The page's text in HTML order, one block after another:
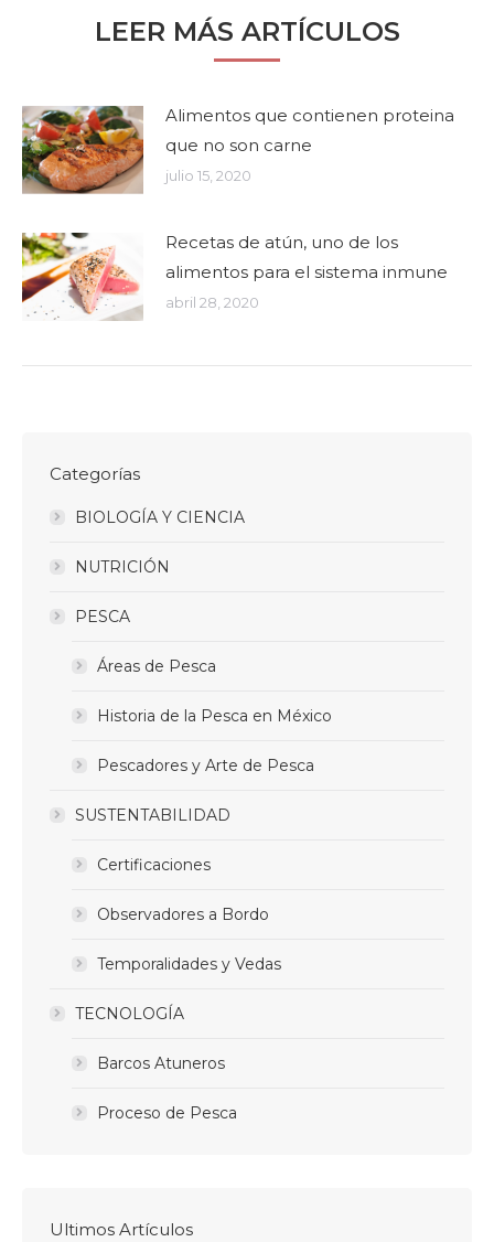
LEER MÁS ARTÍCULOS
Alimentos que contienen proteina
que no son carne
julio 15, 2020
Recetas de atún, uno de los
alimentos para el sistema inmune
abril 28, 2020
Categorías
BIOLOGÍA Y CIENCIA
NUTRICIÓN
PESCA
Áreas de Pesca
Historia de la Pesca en México
Pescadores y Arte de Pesca
SUSTENTABILIDAD
Certificaciones
Observadores a Bordo
Temporalidades y Vedas
TECNOLOGÍA
Barcos Atuneros
Proceso de Pesca
Ultimos Artículos